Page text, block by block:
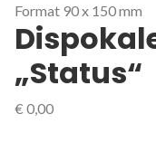
Format 90 x 150 mm
„Status“
€ 0,00